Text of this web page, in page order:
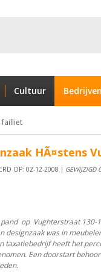
Cultuur Bedrijven
failliet
HÃ¤stens
OP: 02-12-2008 | GEWIJZIGD
op Vughterstraat 130-
designzaak was in
taxatiebedrijf heeft het
Een doorstart